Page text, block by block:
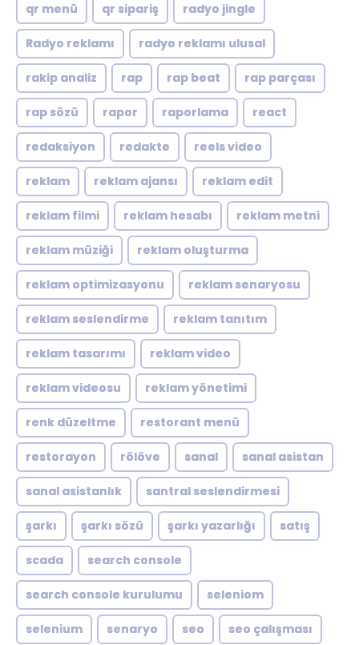
qr menü qr sipariş radyo jingle
Radyo reklamı radyo reklamı ulusal
rakip analiz rap rap beat rap parçası
rap sözü rapor raporlama react
redaksiyon redakte reels video
reklam reklam ajansı reklam edit
reklam filmi reklam hesabı reklam metni
reklam müziği reklam oluşturma
reklam optimizasyonu reklam senaryosu
reklam seslendirme reklam tanıtım
reklam tasarımı reklam video
reklam videosu reklam yönetimi
renk düzeltme restorant menü
restorayon rölöve sanal sanal asistan
sanal asistanlık santral seslendirmesi
şarkı şarkı sözü şarkı yazarlığı satış
scada search console
search console kurulumu seleniom
selenium senaryo seo seo çalışması